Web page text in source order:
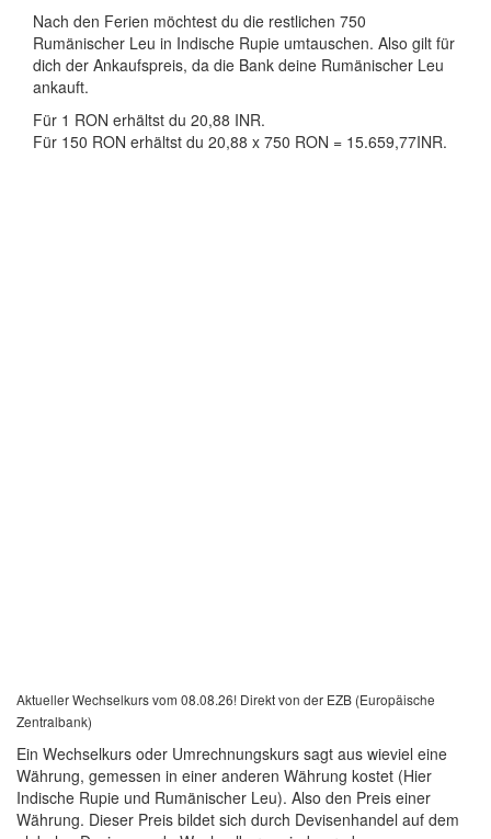
Nach den Ferien möchtest du die restlichen 750
Rumänischer Leu in Indische Rupie umtauschen. Also gilt für
dich der Ankaufspreis, da die Bank deine Rumänischer Leu
ankauft.
Für 1 RON erhältst du 20,88 INR.
Für 150 RON erhältst du 20,88 x 750 RON = 15.659,77INR.
Aktueller Wechselkurs vom 08.08.26! Direkt von der EZB (Europäische
Zentralbank)
Ein Wechselkurs oder Umrechnungskurs sagt aus wieviel eine
Währung, gemessen in einer anderen Währung kostet (Hier
Indische Rupie und Rumänischer Leu). Also den Preis einer
Währung. Dieser Preis bildet sich durch Devisenhandel auf dem